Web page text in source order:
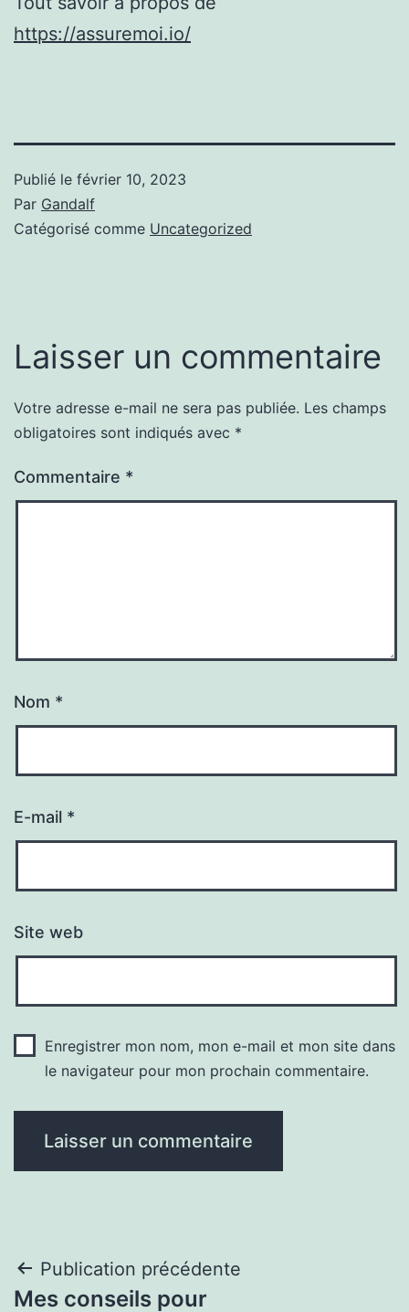
https://assuremoi.io/
Publié le février 10, 2023
Par Gandalf
Catégorisé comme Uncategorized
Laisser un commentaire
Votre adresse e-mail ne sera pas publiée. Les champs
obligatoires sont indiqués avec *
Commentaire *
Nom *
E-mail *
Site web
Enregistrer mon nom, mon e-mail et mon site dans
le navigateur pour mon prochain commentaire.
Navigation
Publication précédente
Mes conseils pour